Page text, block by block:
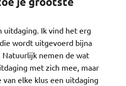
uitdaging. Ik vind het erg
wordt uitgevoerd bijna
nemen de wat
met zich mee, maar
elke klus een uitdaging